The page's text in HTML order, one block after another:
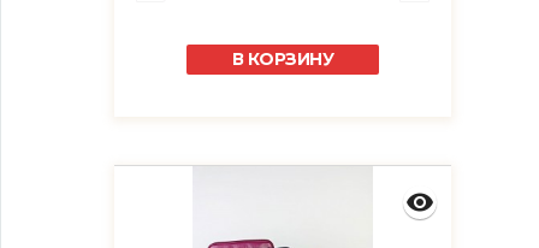
В КОРЗИНУ